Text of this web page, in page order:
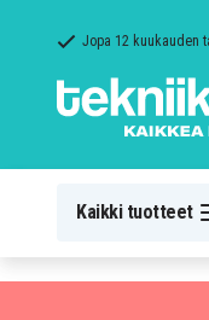
Jopa 12 kuukauden
Kaikki tuotteet